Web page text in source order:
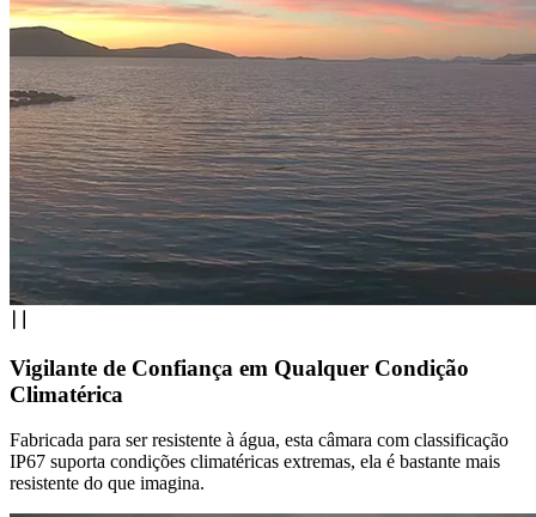
Vigilante de Confiança em Qualquer Condição
Climatérica
Fabricada para ser resistente à água, esta câmara com classificação
IP67 suporta condições climatéricas extremas, ela é bastante mais
resistente do que imagina.